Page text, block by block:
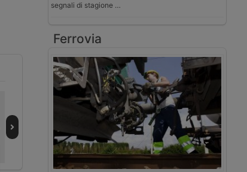
Il dazio UE sui
pacchi riscrive i
logistica
La Filt chiede un
“vero” autoparco
a Genova
segnali di stagione …
Ferrovia